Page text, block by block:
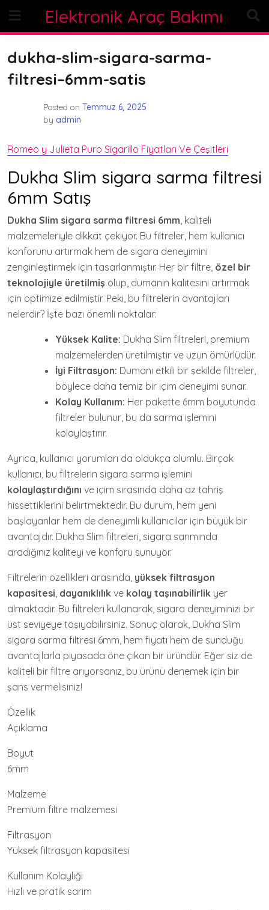
content
Elektronik Araç Bakımı
dukha-slim-sigara-sarma-
filtresi–6mm-satis
Posted on Temmuz 6, 2025
by admin
Romeo y Julieta Puro Sigarillo Fiyatları Ve Çeşitleri
Dukha Slim sigara sarma filtresi
6mm Satış
Dukha Slim sigara sarma filtresi 6mm, kaliteli
malzemeleriyle dikkat çekiyor. Bu filtreler, hem kullanıcı
konforunu artırmak hem de sigara deneyimini
zenginleştirmek için tasarlanmıştır. Her bir filtre, özel bir
teknolojiyle üretilmiş olup, dumanın kalitesini artırmak
için optimize edilmiştir. Peki, bu filtrelerin avantajları
nelerdir? İşte bazı önemli noktalar:
Yüksek Kalite: Dukha Slim filtreleri, premium
malzemelerden üretilmiştir ve uzun ömürlüdür.
İyi Filtrasyon: Dumanı etkili bir şekilde filtreler,
böylece daha temiz bir içim deneyimi sunar.
Kolay Kullanım: Her pakette 6mm boyutunda
filtreler bulunur, bu da sarma işlemini
kolaylaştırır.
Ayrıca, kullanıcı yorumları da oldukça olumlu. Birçok
kullanıcı, bu filtrelerin sigara sarma işlemini
kolaylaştırdığını ve içim sırasında daha az tahriş
hissettiklerini belirtmektedir. Bu durum, hem yeni
başlayanlar hem de deneyimli kullanıcılar için büyük bir
avantajdır. Dukha Slim filtreleri, sigara sarımında
aradığınız kaliteyi ve konforu sunuyor.
Filtrelerin özellikleri arasında, yüksek filtrasyon
kapasitesi, dayanıklılık ve kolay taşınabilirlik yer
almaktadır. Bu filtreleri kullanarak, sigara deneyiminizi bir
üst seviyeye taşıyabilirsiniz. Sonuç olarak, Dukha Slim
sigara sarma filtresi 6mm, hem fiyatı hem de sunduğu
avantajlarla piyasada öne çıkan bir üründür. Eğer siz de
kaliteli bir filtre arıyorsanız, bu ürünü denemek için bir
şans vermelisiniz!
Özellik
Açıklama
Boyut
6mm
Malzeme
Premium filtre malzemesi
Filtrasyon
Yüksek filtrasyon kapasitesi
Kullanım Kolaylığı
Hızlı ve pratik sarım